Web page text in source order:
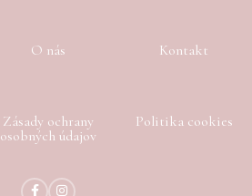
O nás Kontakt
Zásady ochrany
osobných údajov
Politika cookies